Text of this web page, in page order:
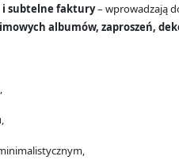
i subtelne faktury– wprowadzają
albumów, zaproszeń,